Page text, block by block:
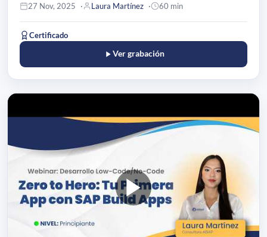
27 Nov, 2025 Laura Martínez 60 min
Certificado
Ver grabación